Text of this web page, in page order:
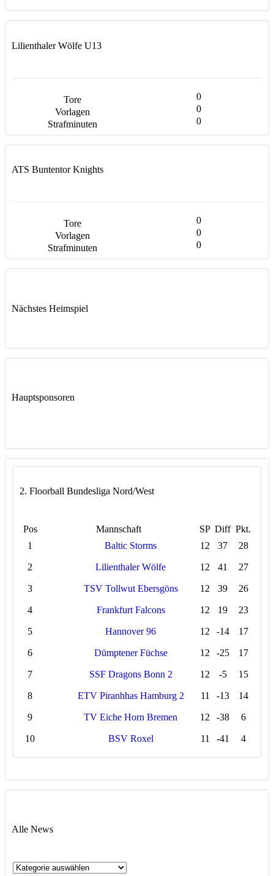
Lilienthaler Wölfe U13
0
0
0
ATS Buntentor Knights
0
0
0
Nächstes Heimspiel
Hauptsponsoren
2. Floorball Bundesliga Nord/West
Pos Mannschaft SP Diff Pkt.
1
Baltic Storms 12 37 28
2 Lilienthaler Wölfe 12 41 27
3 TSV Tollwut Ebersgöns 12 39 26
4 Frankfurt Falcons 12 19 23
5 Hannover 96 12 -14 17
6 Dümptener Füchse 12 -25 17
7 SSF Dragons Bonn 2 12 -5 15
8 ETV Piranhhas Hamburg 2 11 -13 14
9 TV Eiche Horn Bremen 12 -38 6
10 BSV Roxel 11 -41 4
Alle News
Alle